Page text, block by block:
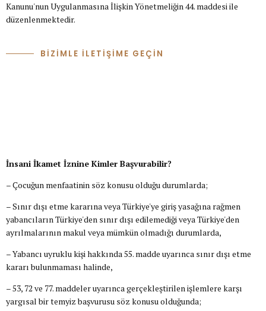
Kanunu'nun Uygulanmasına İlişkin Yönetmeliğin 44. maddesi ile
düzenlenmektedir.
BİZİMLE İLETİŞİME GEÇİN
İnsani İkamet İznine Kimler Başvurabilir?
– Çocuğun menfaatinin söz konusu olduğu durumlarda;
– Sınır dışı etme kararına veya Türkiye'ye giriş yasağına rağmen
yabancıların Türkiye'den sınır dışı edilemediği veya Türkiye'den
ayrılmalarının makul veya mümkün olmadığı durumlarda,
– Yabancı uyruklu kişi hakkında 55. madde uyarınca sınır dışı etme
kararı bulunmaması halinde,
– 53, 72 ve 77. maddeler uyarınca gerçekleştirilen işlemlere karşı
yargısal bir temyiz başvurusu söz konusu olduğunda;